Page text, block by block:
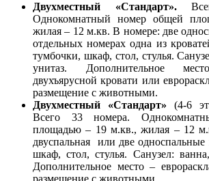
Двухместный «Стандарт».
Однокомнатный номер общей
жилая – 12 м.кв. В номере: две
отдельных номерах одна из
тумбочки, шкаф, стол, стулья.
унитаз. Дополнительное
двухъярусной кровати или
размещение с животными.
Двухместный «Стандарт»
(4-6
Всего 33 номера.
площадью – 19 м.кв., жилая – 12
двуспальная или две односпальные
шкаф, стол, стулья. Санузел:
Дополнительное место –